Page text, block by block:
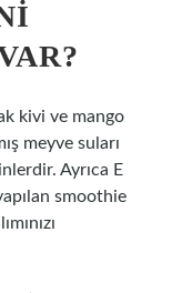
kivi ve mango
meyve suları
Ayrıca E
smoothie